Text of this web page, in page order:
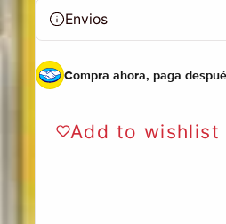
Envios
Compra ahora, paga
Add to wishlist